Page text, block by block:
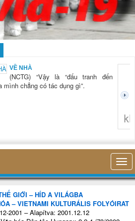
“đấu tranh đến
dụng gì”.
GIỚI – HÍD A VILÁGBA
– VIETNAMI KULTURÁLIS FOLYÓIRAT
2001 – Alapítva: 2001.12.12